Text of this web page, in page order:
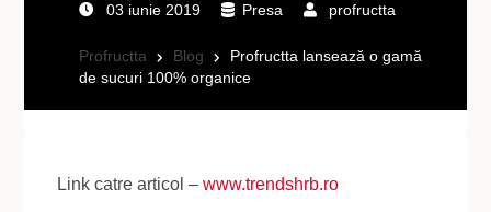
03 iunie 2019 Presa profructta
Profructta Blog
Profructta lansează o gamă
de sucuri 100% organice
Link catre articol – www.trendshrb.ro